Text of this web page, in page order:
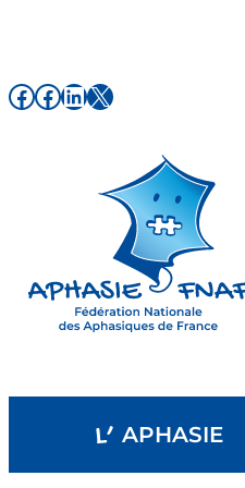
contenu
Facebook de l'association FNAF Facebook de l'association FNAF LinkedIn X
L’ APHASIE